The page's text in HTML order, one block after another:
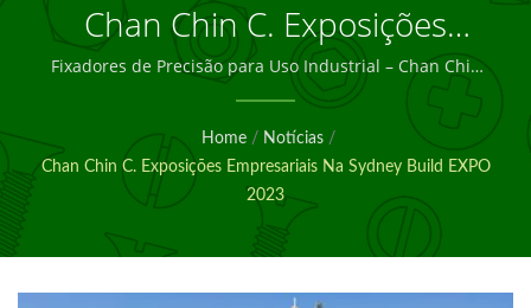
Chan Chin C. Exposições
Empresariais Na Sydney
Build EXPO 2023 | Soluções
De Fixação Projetadas Para
Construção – Chan Chin C.
Fixadores de Precisão para Uso Industrial – Chan Chin
C.
Home / Notícias /
Chan Chin C. Exposições Empresariais Na Sydney Build EXPO
2023